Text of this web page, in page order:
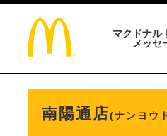
マクドナル
メッセ
南陽通店(ナンヨウ